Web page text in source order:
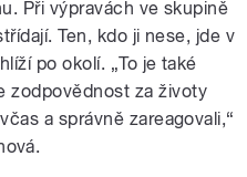
Při výpravách ve skupině
Ten, kdo ji nese, jde v
po okolí. „To je také
zodpovědnost za životy
a správně zareagovali,“